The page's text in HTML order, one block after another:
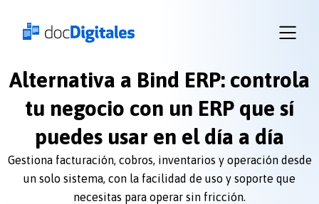
Iniciar
sesión
docDigitales
Línea
docDigitales
Alternativa a Bind ERP: controla
tu negocio con un ERP que sí
puedes usar en el día a día
Gestiona facturación, cobros, inventarios y operación desde
un solo sistema, con la facilidad de uso y soporte que
necesitas para operar sin fricción.